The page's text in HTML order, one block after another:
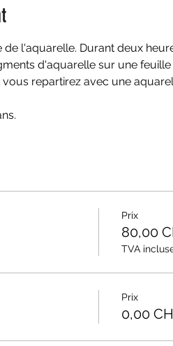
l'aquarelle. Durant deux
d'aquarelle sur une
repartirez avec une
Prix
80,00
TVA
Prix
0,00